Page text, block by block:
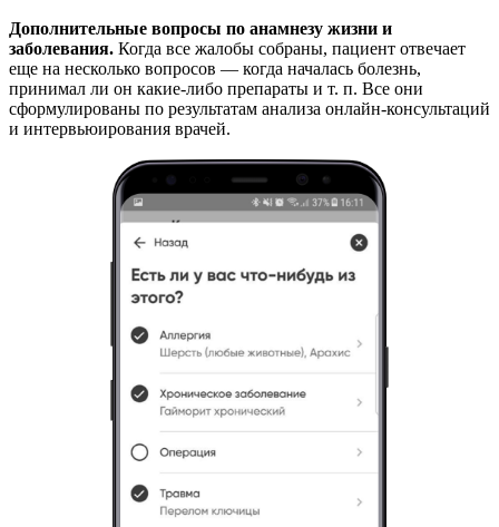
Дополнительные вопросы по анамнезу жизни и
заболевания. Когда все жалобы собраны, пациент отвечает
еще на несколько вопросов — когда началась болезнь,
принимал ли он какие-либо препараты и т. п. Все они
сформулированы по результатам анализа онлайн-консультаций
и интервьюирования врачей.